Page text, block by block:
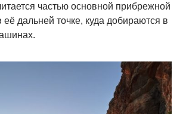
частью основной прибрежной
её дальней точке, куда добираются в